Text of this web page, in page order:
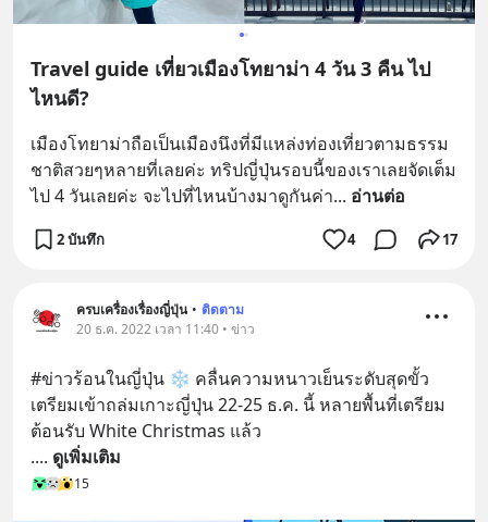
Travel guide เที่ยวเมืองโทยาม่า 4 วัน 3 คืน ไป
ไหนดี?
เมืองโทยาม่าถือเป็นเมืองนึงที่มีแหล่งท่องเที่ยวตามธรรม
ชาติสวยๆหลายที่เลยค่ะ ทริปญี่ปุ่นรอบนี้ของเราเลยจัดเต็ม
ไป 4 วันเลยค่ะ จะไปที่ไหนบ้างมาดูกันค่า... อ่านต่อ
2 บันทึก 4 17
ครบเครื่องเรื่องญี่ปุ่น • ติดตาม
20 ธ.ค. 2022 เวลา 11:40 • ข่าว
#ข่าวร้อนในญี่ปุ่น ❄ คลื่นความหนาวเย็นระดับสุดขั้ว
เตรียมเข้าถล่มเกาะญี่ปุ่น 22-25 ธ.ค. นี้ หลายพื้นที่เตรียม
ต้อนรับ White Christmas แล้ว
.... ดูเพิ่มเติม
15